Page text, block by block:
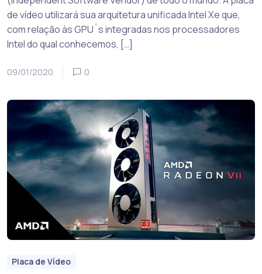
de vídeo utilizará sua arquitetura unificada Intel Xe que,
com relação às GPU´s integradas nos processadores
Intel do qual conhecemos, […]
09/01/2020 0
Placa de Vídeo